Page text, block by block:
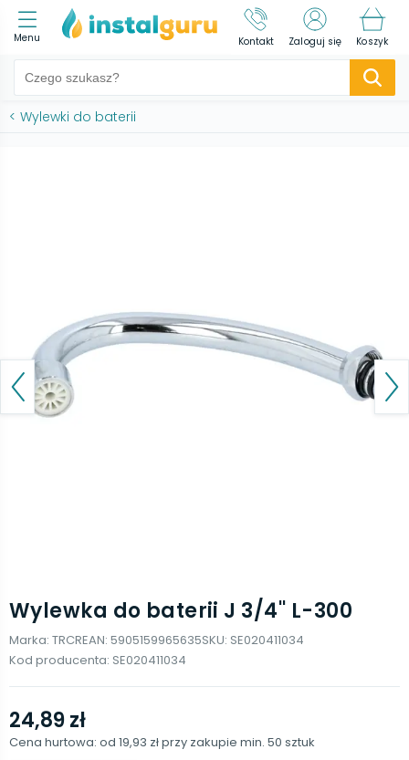
Menu Kontakt Zaloguj się Koszyk
< Wylewki do baterii
Wylewka do baterii J 3/4'' L-300
Marka: TRCREAN: 5905159965635SKU: SE020411034
Kod producenta: SE020411034
24,89 zł
Cena hurtowa: od 19,93 złprzy zakupie min. 50 sztuk